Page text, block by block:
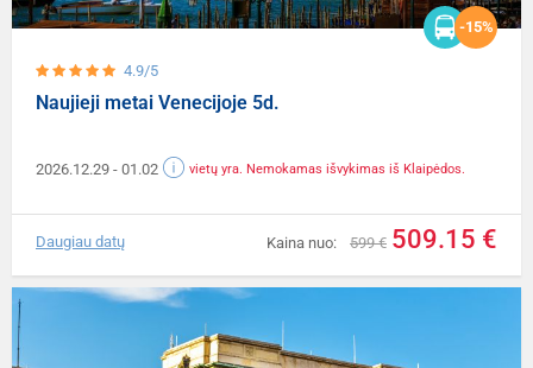
4.9/5
-15%
Naujieji metai Venecijoje 5d.
2026.12.29 - 01.02 vietų yra. Nemokamas išvykimas iš Klaipėdos.
Kaina nuo: 599 € 509.15 €
Daugiau datų